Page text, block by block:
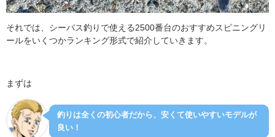
それでは、シーバス釣りで使える2500番台のおすすめスピニングリ
ールをいくつかランキング形式で紹介していきます。
まずは
釣りは全くの初心者だから、安くて使いやすいモデルが
良い！